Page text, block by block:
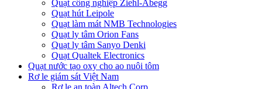
Quạt công nghiệp Ziehl-Abegg
Quạt hút Leipole
Quạt làm mát NMB Technologies
Quạt ly tâm Orion Fans
Quạt ly tâm Sanyo Denki
Quạt Qualtek Electronics
Quạt nước tạo oxy cho ao nuôi tôm
Rơ le giám sát Việt Nam
Rơ le an toàn Altech Corp